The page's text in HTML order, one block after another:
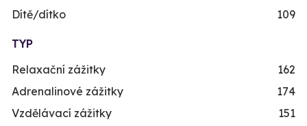
Dítě/dítko
109
TYP
Relaxační zážitky
162
Adrenalinové zážitky
174
Vzdělávací zážitky
151